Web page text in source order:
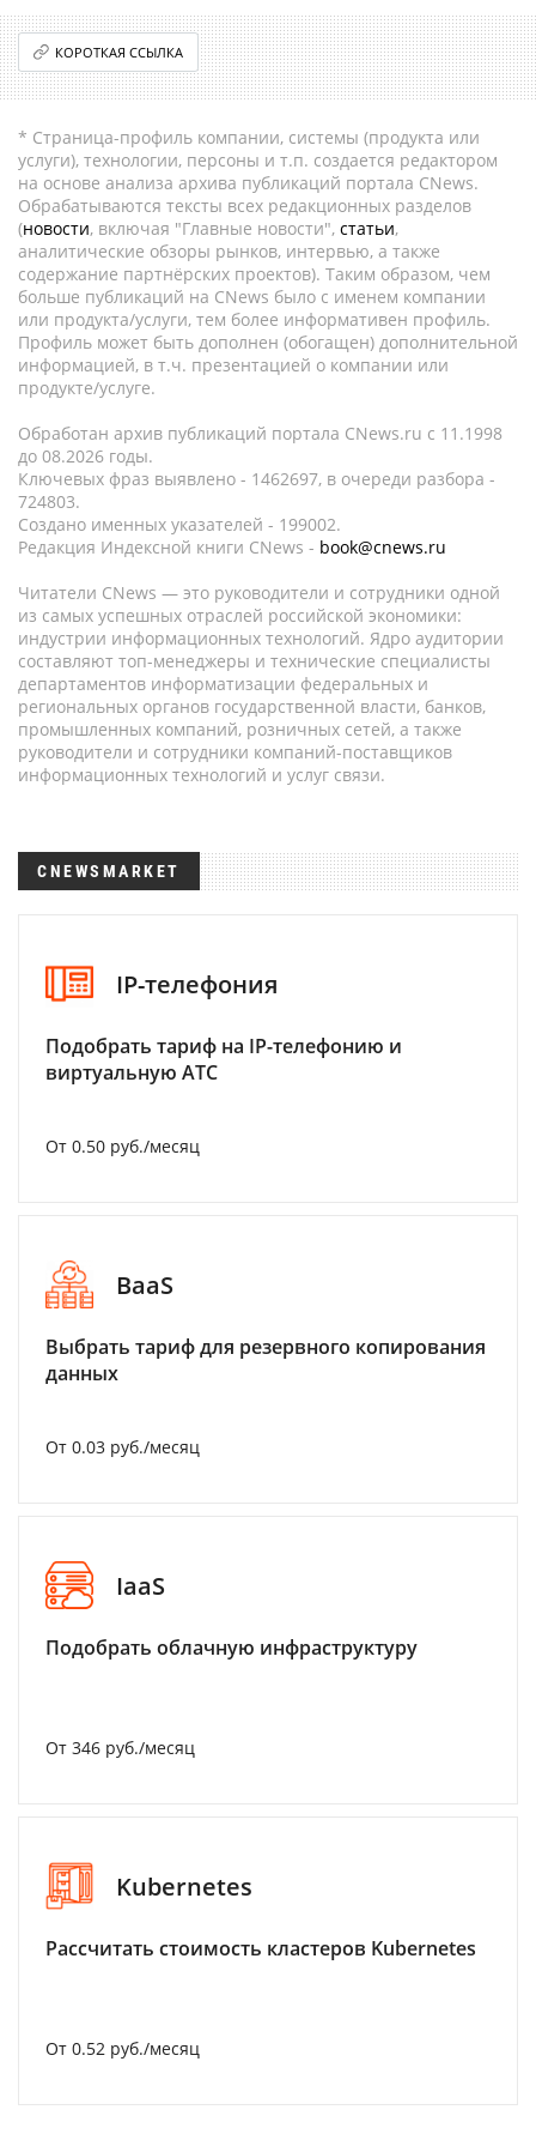
КОРОТКАЯ ССЫЛКА
* Страница-профиль компании, системы (продукта или
услуги), технологии, персоны и т.п. создается редактором
на основе анализа архива публикаций портала CNews.
Обрабатываются тексты всех редакционных разделов
(новости, включая "Главные новости", статьи,
аналитические обзоры рынков, интервью, а также
содержание партнёрских проектов). Таким образом, чем
больше публикаций на CNews было с именем компании
или продукта/услуги, тем более информативен профиль.
Профиль может быть дополнен (обогащен) дополнительной
информацией, в т.ч. презентацией о компании или
продукте/услуге.
Обработан архив публикаций портала CNews.ru c 11.1998
до 08.2026 годы.
Ключевых фраз выявлено - 1462697, в очереди разбора -
724803.
Создано именных указателей - 199002.
Редакция Индексной книги CNews - book@cnews.ru
Читатели CNews — это руководители и сотрудники одной
из самых успешных отраслей российской экономики:
индустрии информационных технологий. Ядро аудитории
составляют топ-менеджеры и технические специалисты
департаментов информатизации федеральных и
региональных органов государственной власти, банков,
промышленных компаний, розничных сетей, а также
руководители и сотрудники компаний-поставщиков
информационных технологий и услуг связи.
CNEWSMARKET
IP-телефония
Подобрать тариф на IP-телефонию и
виртуальную АТС
От 0.50 руб./месяц
BaaS
Выбрать тариф для резервного копирования
данных
От 0.03 руб./месяц
IaaS
Подобрать облачную инфраструктуру
От 346 руб./месяц
Kubernetes
Рассчитать стоимость кластеров Kubernetes
От 0.52 руб./месяц